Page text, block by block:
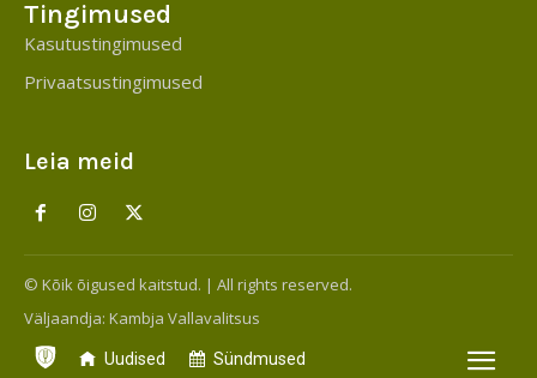
Tingimused
Kasutustingimused
Privaatsustingimused
Leia meid
© Kõik õigused kaitstud. | All rights reserved.
Väljaandja: Kambja Vallavalitsus
Uudised Sündmused